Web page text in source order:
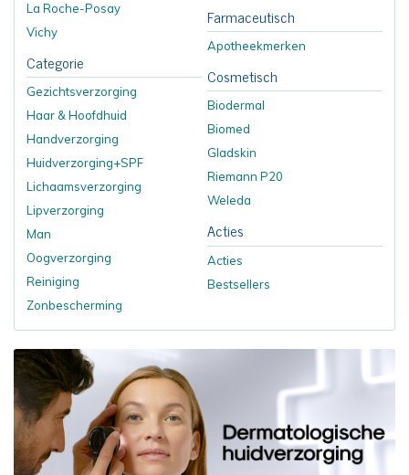
La Roche-Posay
Vichy
Categorie
Gezichtsverzorging
Haar & Hoofdhuid
Handverzorging
Huidverzorging+SPF
Lichaamsverzorging
Lipverzorging
Man
Oogverzorging
Reiniging
Zonbescherming
Farmaceutisch
Apotheekmerken
Cosmetisch
Biodermal
Biomed
Gladskin
Riemann P20
Weleda
Acties
Acties
Bestsellers